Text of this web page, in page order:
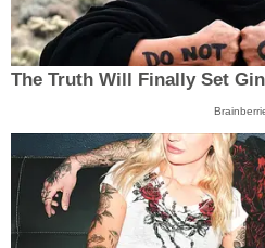
The Truth Will Finally Set